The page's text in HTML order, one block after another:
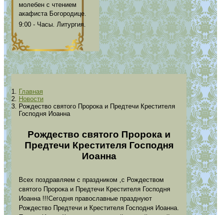
молебен с чтением
акафиста Богородице.
9:00 - Часы. Литургия.
Главная
Новости
Рождество святого Пророка и Предтечи Крестителя
Господня Иоанна
Рождество святого Пророка и
Предтечи Крестителя Господня
Иоанна
Всех поздравляем с праздником ,с Рождеством
святого Пророка и Предтечи Крестителя Господня
Иоанна !!!Сегодня православные празднуют
Рождество Предтечи и Крестителя Господня Иоанна.